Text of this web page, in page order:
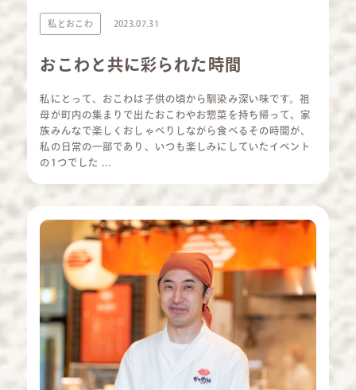
私とおこわ 2023.07.31
おこわと共に彩られた時間
私にとって、おこわは子供の頃から馴染み深い味です。祖
母が町内の集まりで出たおこわやお惣菜を持ち帰って、家
族みんなで楽しくおしゃべりしながら食べるその時間が、
私の日常の一部であり、いつも楽しみにしていたイベント
の1つでした ...